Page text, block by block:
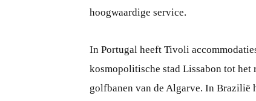
hoogwaardige service.
In Portugal heeft Tivoli
kosmopolitische stad Lissabon tot het
golfbanen van de Algarve. In Brazilië